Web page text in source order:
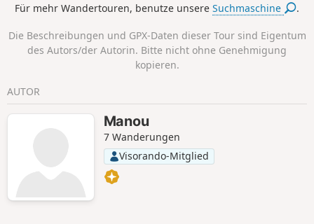
Für mehr Wandertouren, benutze unsereSuchmaschine .
Die Beschreibungen und GPX-Daten dieser Tour sind Eigentum
des Autors/der Autorin. Bitte nicht ohne Genehmigung
kopieren.
AUTOR
Manou
7 Wanderungen
Visorando-Mitglied